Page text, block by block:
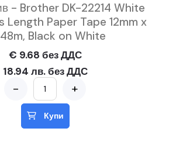
- Brother DK-22214 White
Length Paper Tape 12mm x
Black on White
€ 9.68 без ДДС
18.94 лв. без ДДС
- +
Купи